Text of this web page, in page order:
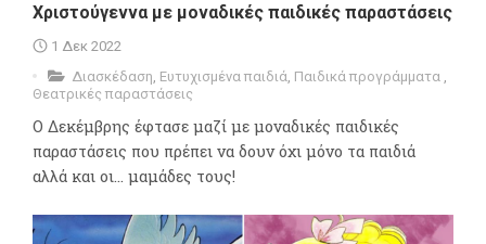
Χριστούγεννα με μοναδικές παιδικές παραστάσεις
1 Δεκ 2022
Διασκέδαση Ευτυχισμένα παιδιά Παιδικά προγράμματα
Θεατρικές παραστάσεις
Ο Δεκέμβρης έφτασε μαζί με μοναδικές παιδικές
παραστάσεις που πρέπει να δουν όχι μόνο τα παιδιά
αλλά και οι... μαμάδες τους!